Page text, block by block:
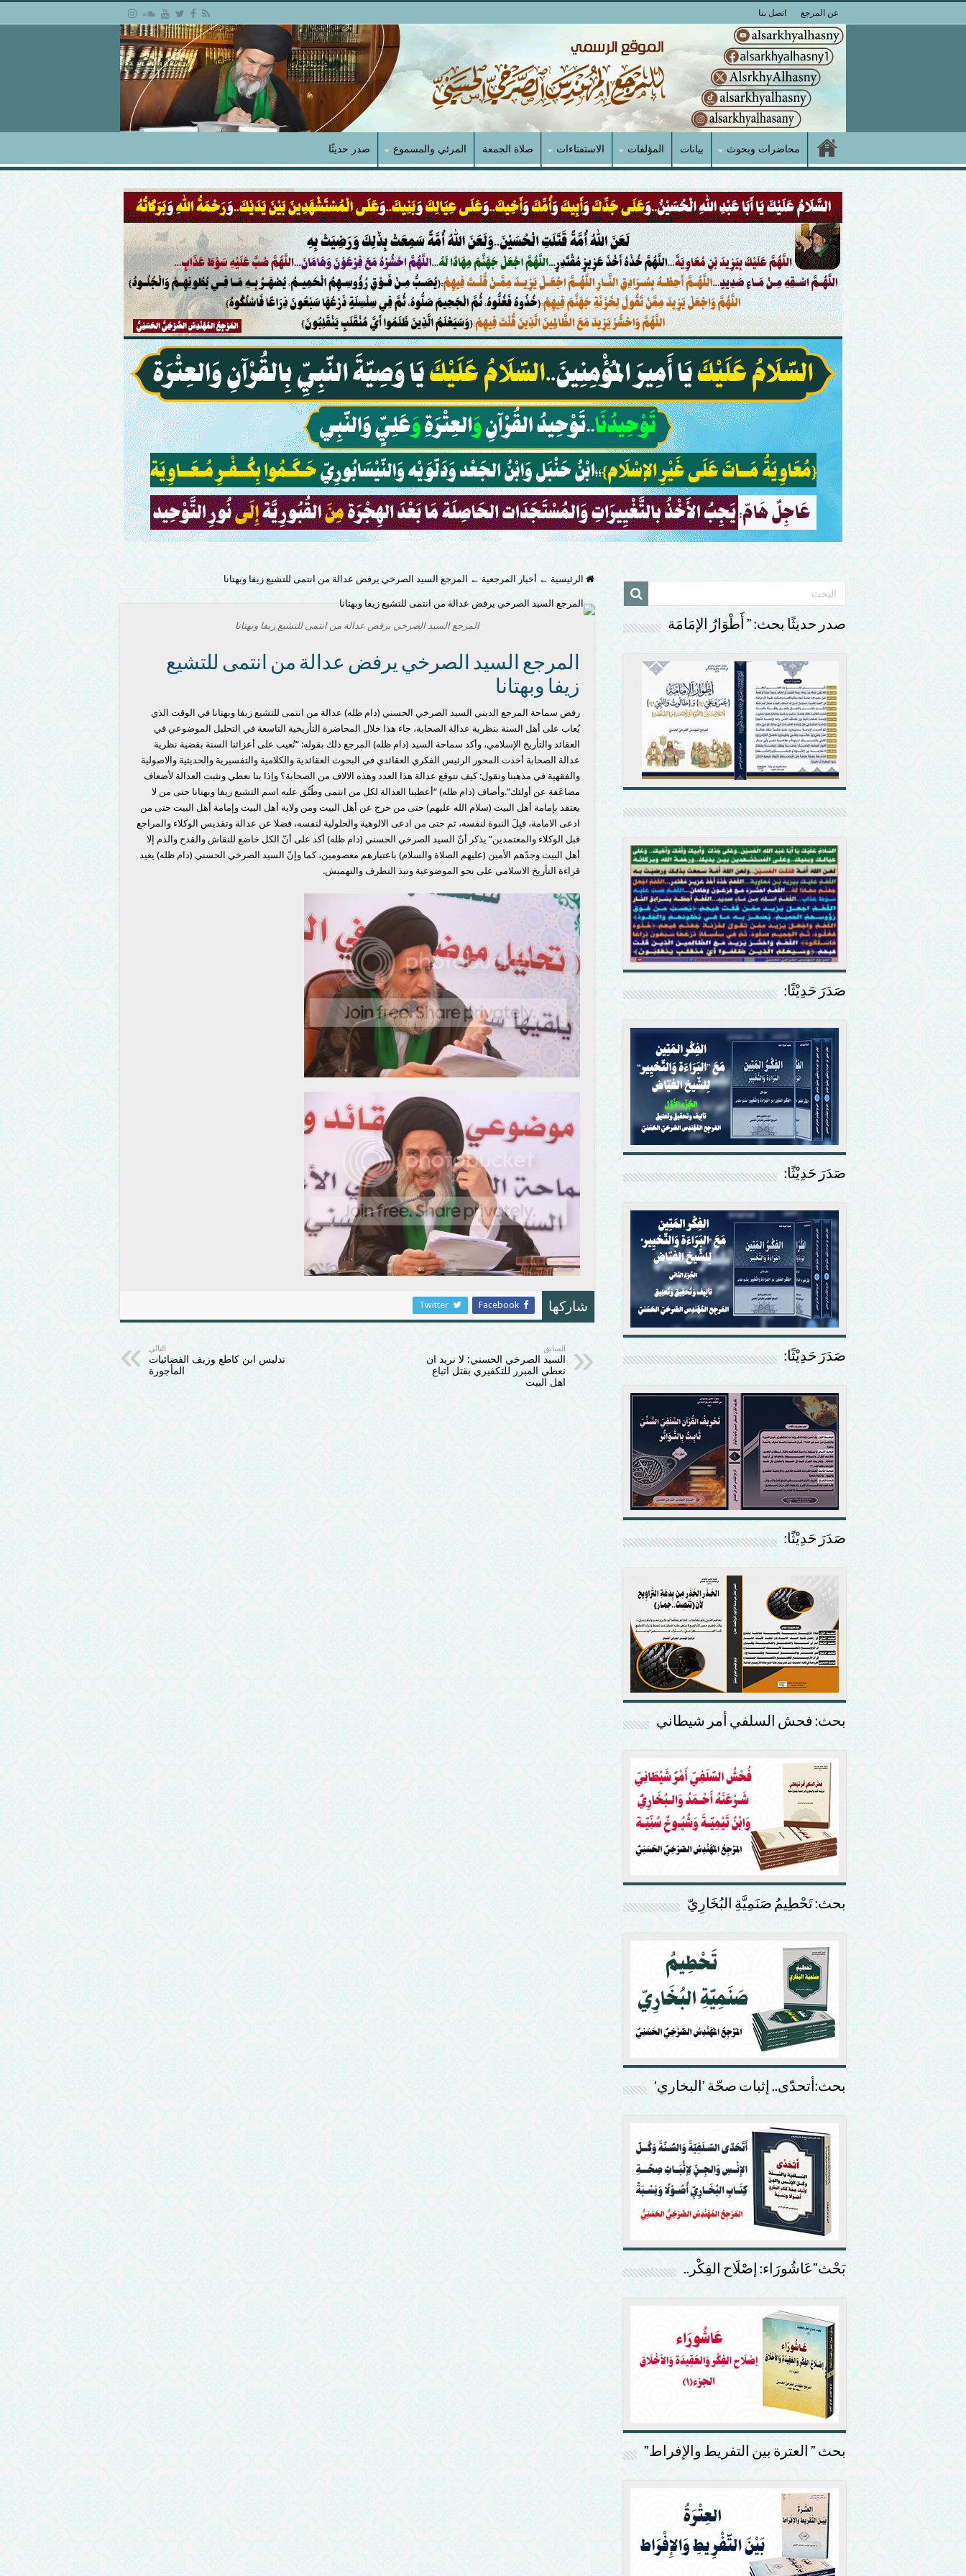
عن المرجع اتصل بنا
محاضرات وبحوث بيانات المؤلفات الاستفتاءات صلاة الجمعة المرئي والمسموع صدر حديثًا
الرئيسية ← أخبار المرجعية ← المرجع السيد الصرخي يرفض عدالة من انتمى للتشيع زيفا وبهتانا
المرجع السيد الصرخي يرفض عدالة من انتمى للتشيع زيفا وبهتانا
المرجع السيد الصرخي يرفض عدالة من انتمى للتشيع
زيفا وبهتانا
رفض سماحة المرجع الديني السيد الصرخي الحسني (دام ظله) عدالة من انتمى للتشيع زيفا وبهتانا في الوقت الذي
يُعاب على أهل السنة بنظرية عدالة الصحابة، جاء هذا خلال المحاضرة التأريخية التاسعة في التحليل الموضوعي في
العقائد والتأريخ الإسلامي، وأكد سماحة السيد (دام ظله) المرجع ذلك بقوله: “نُعيب على أعزائنا السنة بقضية نظرية
عدالة الصحابة أخذت المحور الرئيس الفكري العقائدي في البحوث العقائدية والكلامية والتفسيرية والحديثية والاصولية
والفقهية في مذهبنا ونقول: كيف نتوقع عدالة هذا العدد وهذه الالاف من الصحابة؟ وإذا بنا نعطي ونثبت العدالة لأضعاف
مضاعَفة عن أولئك”.وأضاف (دام ظله) “أعطينا العدالة لكل من انتمى وطُبِّق عليه اسم التشيع زيفا وبهتانا حتى من لا
يعتقد بإمامة أهل البيت (سلام الله عليهم) حتى من خرج عن أهل البيت ومن ولاية أهل البيت وإمامة أهل البيت حتى من
ادعى الامامة، قبِلَ النبوة لنفسه، ثم حتى من ادعى الالوهية والحلولية لنفسه، فضلا عن عدالة وتقديس الوكلاء والمراجع
قبل الوكلاء والمعتمدين” يذكر أنّ السيد الصرخي الحسني (دام ظله) أكد على أنّ الكل خاضع للنقاش والقدح والذم إلا
أهل البيت وجدّهم الأمين (عليهم الصلاة والسلام) باعتبارهم معصومين، كما وإنّ السيد الصرخي الحسني (دام ظله) يعيد
قراءة التأريخ الاسلامي على نحو الموضوعية ونبذ التطرف والتهميش.
شاركها Facebook
Twitter
السابق
السيد الصرخي الحسني: لا نريد ان
نعطي المبرر للتكفيري بقتل اتباع
اهل البيت
التالي
تدليس ابن كاطع وزيف الفضائيات
المأجورة
صدر حديثًا بحث: ” أَطْوَارُ الإمَامَة
صَدَرَ حَدِيْثًا:
صَدَرَ حَدِيْثًا:
صَدَرَ حَدِيْثًا:
صَدَرَ حَدِيْثًا:
بحث: فحش السلفي أمر شيطاني
بحث: تَحْطِيمُ صَنَمِيَّةِ البُخَارِيّ
بحث:أتحدّى.. إثبات صحّة ’البخاري‘
بَحْث”عَاشُورَاء: إصْلَاح الفِكْر..
بحث ” العترة بين التفريط والإفراط”